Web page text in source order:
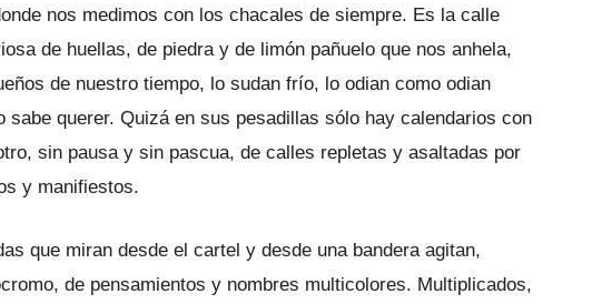
nos medimos con los chacales de siempre. Es la calle
de huellas, de piedra y de limón pañuelo que nos anhela,
de nuestro tiempo, lo sudan frío, lo odian como odian
sabe querer. Quizá en sus pesadillas sólo hay calendarios con
sin pausa y sin pascua, de calles repletas y asaltadas por
y manifiestos.
que miran desde el cartel y desde una bandera agitan,
de pensamientos y nombres multicolores. Multiplicados,